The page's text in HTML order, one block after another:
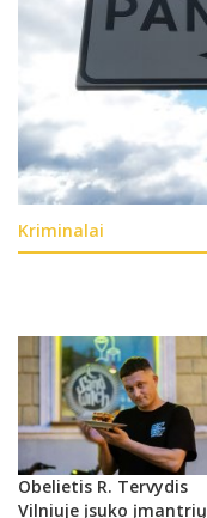
Kriminalai
Obelietis R. Tervydis
Vilniuje įsuko įmantrių